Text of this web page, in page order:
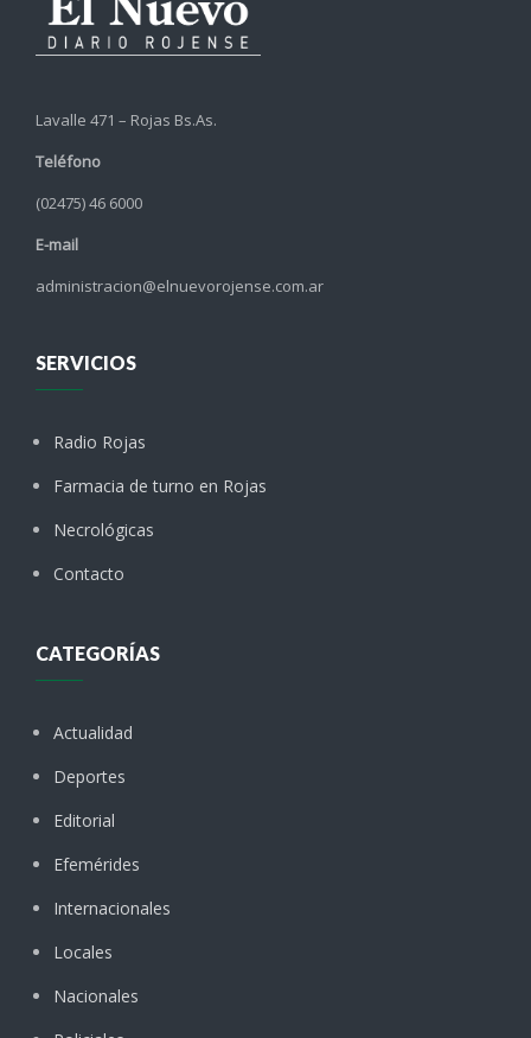
Lavalle 471 – Rojas Bs.As.
Teléfono
(02475) 46 6000
E-mail
administracion@elnuevorojense.com.ar
SERVICIOS
Radio Rojas
Farmacia de turno en Rojas
Necrológicas
Contacto
CATEGORÍAS
Actualidad
Deportes
Editorial
Efemérides
Internacionales
Locales
Nacionales